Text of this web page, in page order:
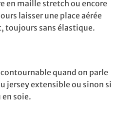
en maille stretch ou encore
laisser une place aérée
toujours sans élastique.
quand on parle
jersey extensible ou sinon si
soie.